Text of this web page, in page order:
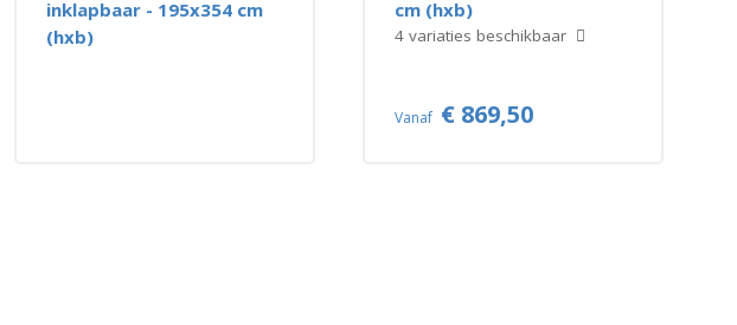
inklapbaar - 195x354 cm
(hxb)
cm (hxb)
4 variaties beschikbaar
Vanaf € 869,50